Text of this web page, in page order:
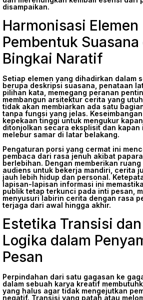
disampaikan.
Harmonisasi Elemen
Pembentuk Suasana
Bingkai Naratif
Setiap elemen yang dihadirkan dalam
berupa deskripsi suasana, penataan
pilihan kata, memegang peranan
membangun arsitektur cerita yang
tidak akan membiarkan ada satu
tanpa fungsi yang jelas.
kepekaan tinggi untuk mengukur
ditonjolkan secara eksplisit dan kapan
melebur samar di latar belakang.
Pengaturan porsi yang cermat ini
pembaca dari rasa jenuh akibat
berlebihan. Dengan memberikan
audiens untuk bekerja mandiri, cerita
jauh lebih hidup dan personal.
lapisan-lapisan informasi ini
publik tetap terkunci pada inti pesan,
menyusuri labirin cerita dengan rasa
terjaga dari awal hingga akhir.
Estetika Transisi
Logika dalam
Pesan
Perpindahan dari satu gagasan ke
dalam sebuah karya kreatif
yang halus agar tidak mengejutkan
negatif. Transisi yang patah atau